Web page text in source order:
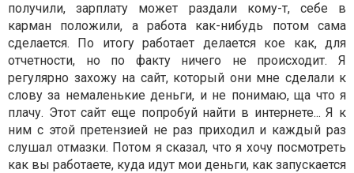
получили, зарплату может раздали кому-т, себе в
карман положили, а работа как-нибудь потом сама
сделается. По итогу работает делается кое как, для
отчетности, но по факту ничего не происходит. Я
регулярно захожу на сайт, который они мне сделали к
слову за немаленькие деньги, и не понимаю, ща что я
плачу. Этот сайт еще попробуй найти в интернете... Я к
ним с этой претензией не раз приходил и каждый раз
слушал отмазки. Потом я сказал, что я хочу посмотреть
как вы работаете, куда идут мои деньги, как запускается